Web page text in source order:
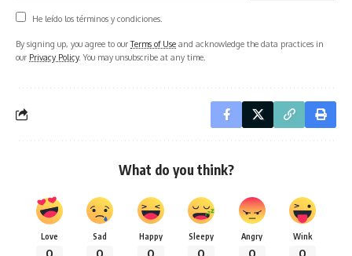
He leído los términos y condiciones.
By signing up, you agree to ourTerms of Use and acknowledge the data practices in
our Privacy Policy. You may unsubscribe at any time.
What do you think?
Love Sad Happy Sleepy Angry Wink